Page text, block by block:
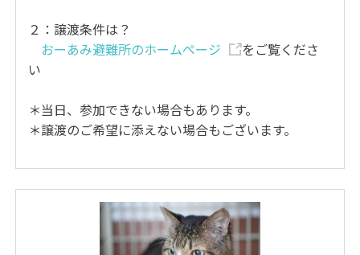
２：譲渡条件は？
おーあみ避難所のホームページ
をご覧くださ
い
＊当日、参加できない場合もあります。
＊譲渡のご希望に添えない場合もございます。